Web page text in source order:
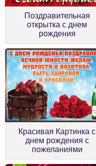
Поздравительная
открытка с днем
рождения
Красивая Картинка с
днем рождения с
пожеланиями